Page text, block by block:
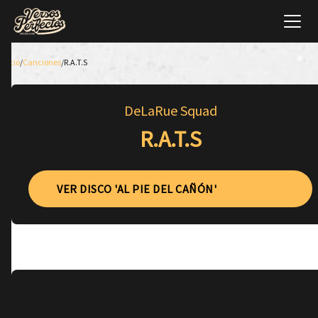
Inicio/Canciones/R.A.T.S
DeLaRue Squad
R.A.T.S
VER DISCO 'AL PIE DEL CAÑÓN'